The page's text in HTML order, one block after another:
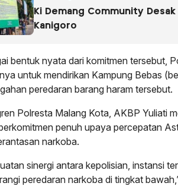
Ki Demang Community
Kanigoro
bentuk nyata dari komitmen tersebut,
untuk mendirikan Kampung Bebas
peredaran barang haram tersebut.
Polresta Malang Kota, AKBP Yuliati
penuh upaya percepatan
narkoba.
sinergi antara kepolisian, instansi
peredaran narkoba di tingkat